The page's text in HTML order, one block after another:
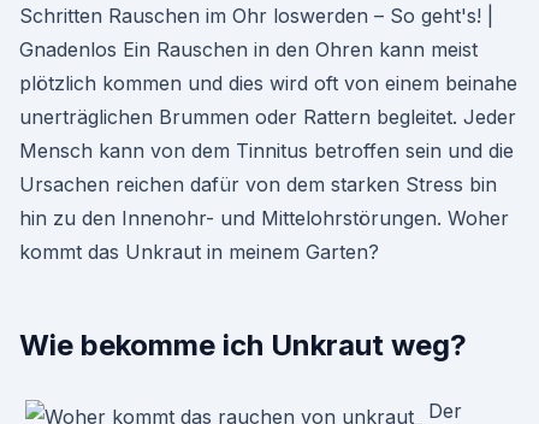
Schritten Rauschen im Ohr loswerden – So geht's! |
Gnadenlos Ein Rauschen in den Ohren kann meist
plötzlich kommen und dies wird oft von einem beinahe
unerträglichen Brummen oder Rattern begleitet. Jeder
Mensch kann von dem Tinnitus betroffen sein und die
Ursachen reichen dafür von dem starken Stress bin
hin zu den Innenohr- und Mittelohrstörungen. Woher
kommt das Unkraut in meinem Garten?
Wie bekomme ich Unkraut weg?
Der